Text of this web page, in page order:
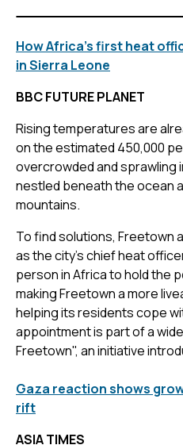
How Africa's first heat
in Sierra Leone
BBC FUTURE PLANET
Rising temperatures are
on the estimated 450,000
overcrowded and sprawling
nestled beneath the ocean
mountains.
To find solutions, Freetown
as the city's chief heat
person in Africa to hold the
making Freetown a more
helping its residents cope
appointment is part of a
Freetown", an initiative
Gaza reaction shows
rift
ASIA TIMES